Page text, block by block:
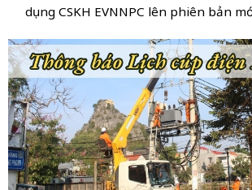
dụng CSKH EVNNPC lên phiên bản